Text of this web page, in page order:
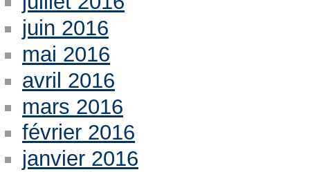
juin 2016
mai 2016
avril 2016
mars 2016
février 2016
janvier 2016